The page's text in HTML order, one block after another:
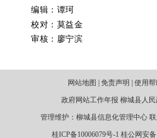
编辑：谭珂
校对：莫益金
审核：廖宁滨
网站地图 | 免责声明 | 使用帮
政府网站工作年报 柳城县人
管理维护：柳城县信息化管理中心 联
桂ICP备10006079号-1 桂公网安备